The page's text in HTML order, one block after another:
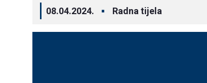
08.04.2024. Radna tijela